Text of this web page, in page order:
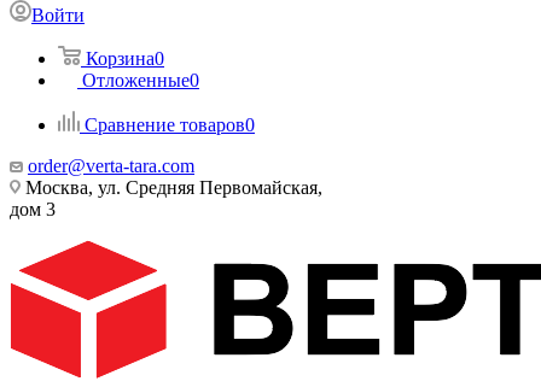
Войти
Корзина0
Отложенные0
Сравнение товаров0
order@verta-tara.com
Москва, ул. Средняя Первомайская,
дом 3